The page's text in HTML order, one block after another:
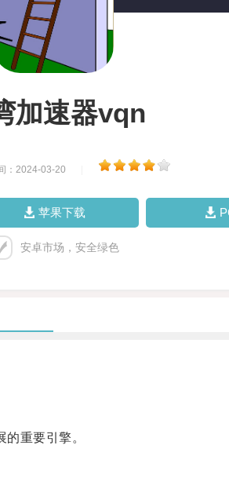
加速器vqn
：2024-03-20
苹果下载
安卓市场，安全绿色
重要引擎。